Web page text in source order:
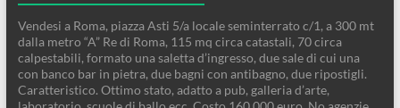
Vendesi a Roma, piazza Asti 5/a locale seminterrato c/1, a 300 mt
dalla metro “A” Re di Roma, 115 mq circa catastali, 70 circa
calpestabili, formato una saletta d’ingresso, due sale di cui una
con banco bar in pietra, due bagni con antibagno, due ripostigli.
Caratteristico. Ottimo stato, adatto a pub, galleria d’arte,